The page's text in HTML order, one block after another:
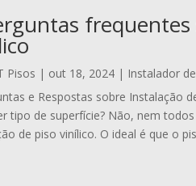
Pisos | out 18, 2024 | Instalador
e Respostas sobre Instalação
tipo de superfície? Não, nem
de piso vinílico. O ideal é que o